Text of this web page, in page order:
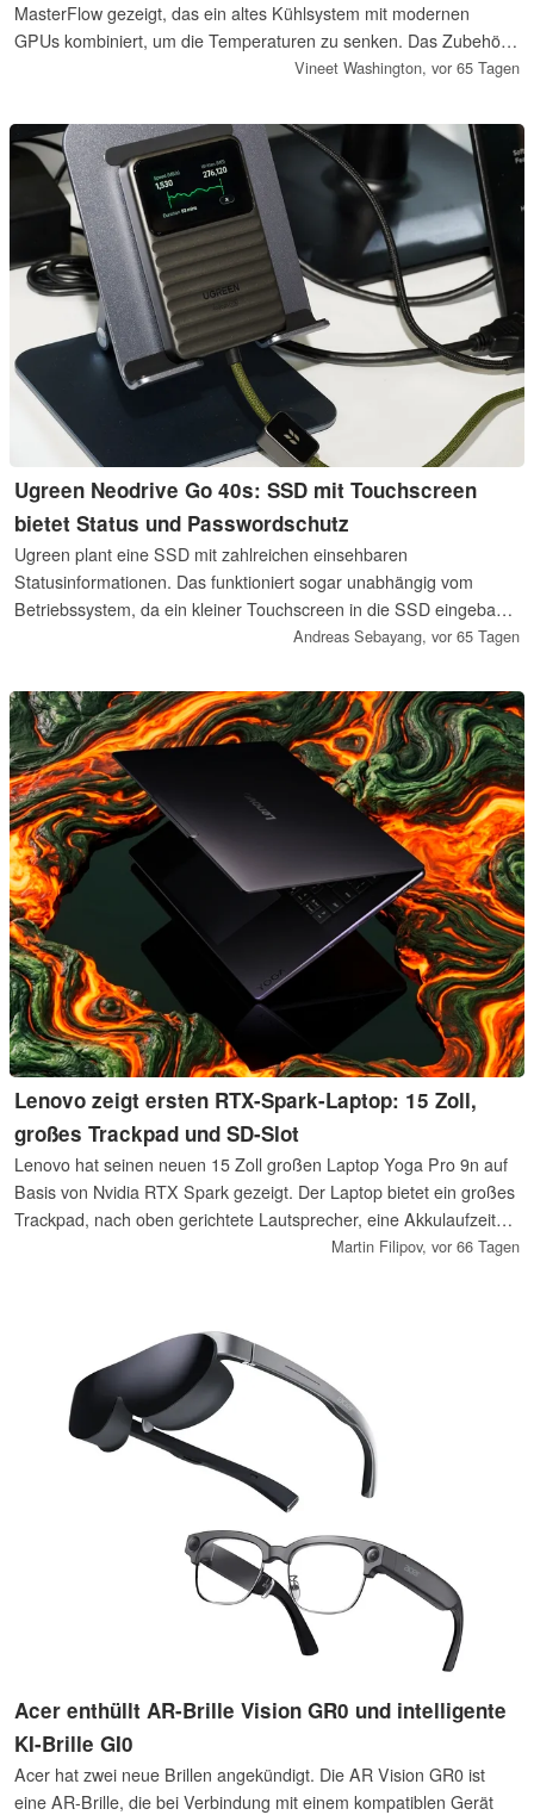
MasterFlow gezeigt, das ein altes Kühlsystem mit modernen
GPUs kombiniert, um die Temperaturen zu senken. Das Zubehör
befindet sich derzeit noch in Entwicklung, einige Aspekte sind
Vineet Washington, vor 65 Tagen
Ugreen Neodrive Go 40s: SSD mit Touchscreen
bietet Status und Passwordschutz
Ugreen plant eine SSD mit zahlreichen einsehbaren
Statusinformationen. Das funktioniert sogar unabhängig vom
Betriebssystem, da ein kleiner Touchscreen in die SSD eingebaut
wird. Ugreen zeigte uns, was das Unternehmen plant.
Andreas Sebayang, vor 65 Tagen
Lenovo zeigt ersten RTX-Spark-Laptop: 15 Zoll,
großes Trackpad und SD-Slot
Lenovo hat seinen neuen 15 Zoll großen Laptop Yoga Pro 9n auf
Basis von Nvidia RTX Spark gezeigt. Der Laptop bietet ein großes
Trackpad, nach oben gerichtete Lautsprecher, eine Akkulaufzeit
für einen ganzen Tag und alle Anschlüsse, die professionelle
Martin Filipov, vor 66 Tagen
Acer enthüllt AR-Brille Vision GR0 und intelligente
KI-Brille GI0
Acer hat zwei neue Brillen angekündigt. Die AR Vision GR0 ist
eine AR-Brille, die bei Verbindung mit einem kompatiblen Gerät